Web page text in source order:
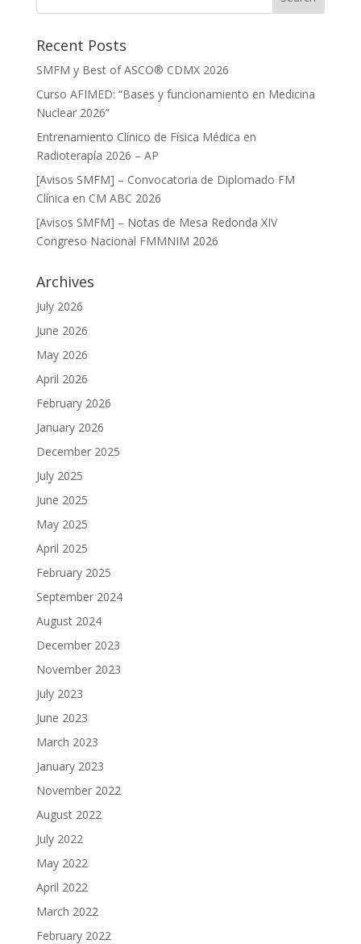
Recent Posts
SMFM y Best of ASCO® CDMX 2026
Curso AFIMED: “Bases y funcionamiento en Medicina
Nuclear 2026”
Entrenamiento Clínico de Física Médica en
Radioterapía 2026 – AP
[Avisos SMFM] – Convocatoria de Diplomado FM
Clínica en CM ABC 2026
[Avisos SMFM] – Notas de Mesa Redonda XIV
Congreso Nacional FMMNIM 2026
Archives
July 2026
June 2026
May 2026
April 2026
February 2026
January 2026
December 2025
July 2025
June 2025
May 2025
April 2025
February 2025
September 2024
August 2024
December 2023
November 2023
July 2023
June 2023
March 2023
January 2023
November 2022
August 2022
July 2022
May 2022
April 2022
March 2022
February 2022